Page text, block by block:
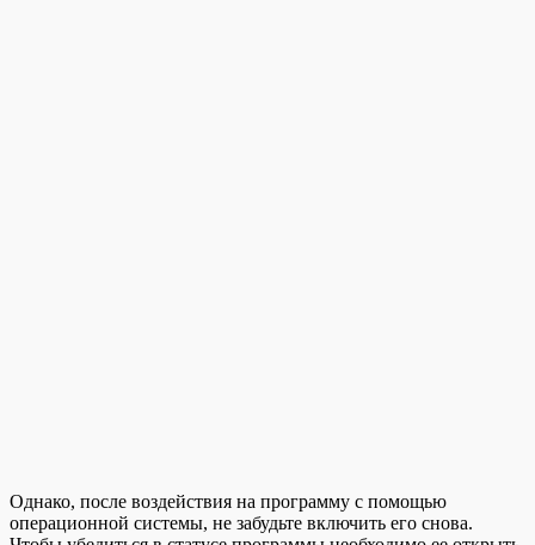
Однако, после воздействия на программу с помощью
операционной системы, не забудьте включить его снова.